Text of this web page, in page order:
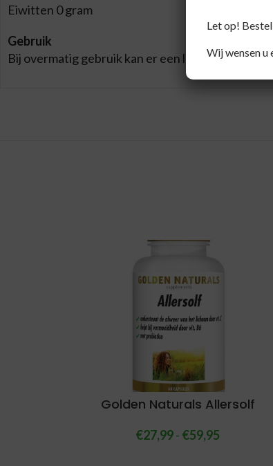
Eiwitten 0 gram
Gebruik
Bij overmatig gebruik kan er een laxerende
Golden Naturals Allersolf
€27,99- €59,95
Let op!
Wij wensen u